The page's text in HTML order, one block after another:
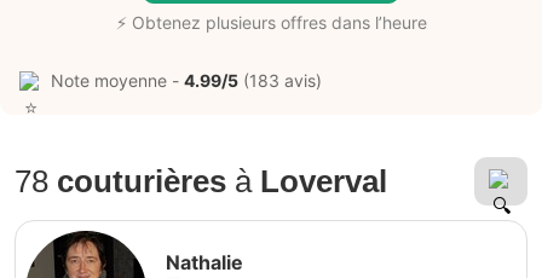
⚡ Obtenez plusieurs offres dans l’heure
Note moyenne - 4.99/5 (183 avis)
78 couturières à Loverval
Nathalie